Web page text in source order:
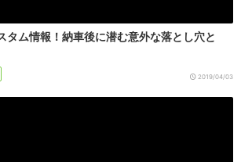
タム情報！納車後に潜む意外な落とし穴と
2019/04/03